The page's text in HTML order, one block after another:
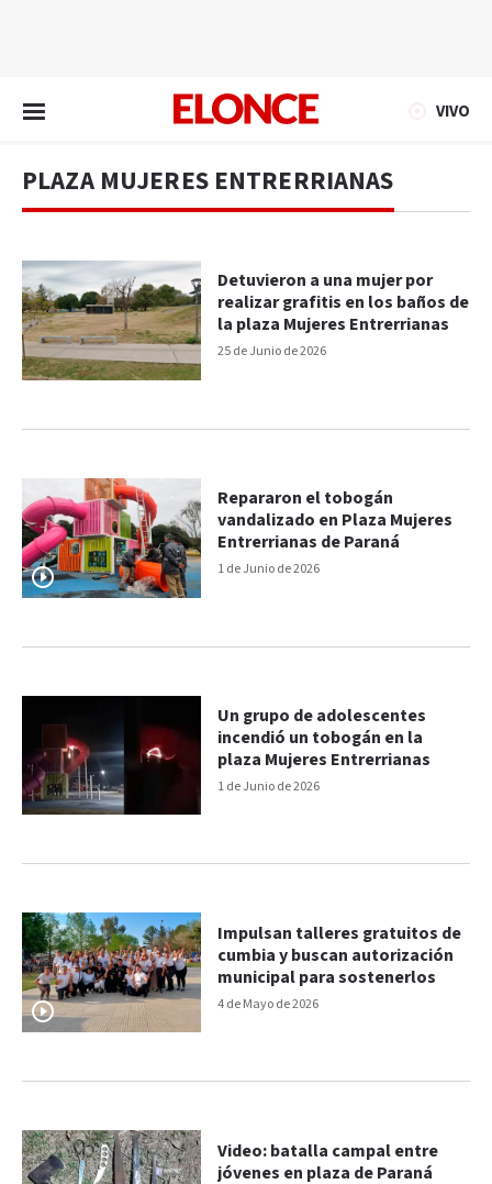
VIVO
PLAZA MUJERES ENTRERRIANAS
25 de Junio de 2026
Detuvieron a una mujer por
realizar grafitis en los baños de
la plaza Mujeres Entrerrianas
1 de Junio de 2026
Repararon el tobogán
vandalizado en Plaza Mujeres
Entrerrianas de Paraná
1 de Junio de 2026
Un grupo de adolescentes
incendió un tobogán en la
plaza Mujeres Entrerrianas
4 de Mayo de 2026
Impulsan talleres gratuitos de
cumbia y buscan autorización
municipal para sostenerlos
Video: batalla campal entre
jóvenes en plaza de Paraná